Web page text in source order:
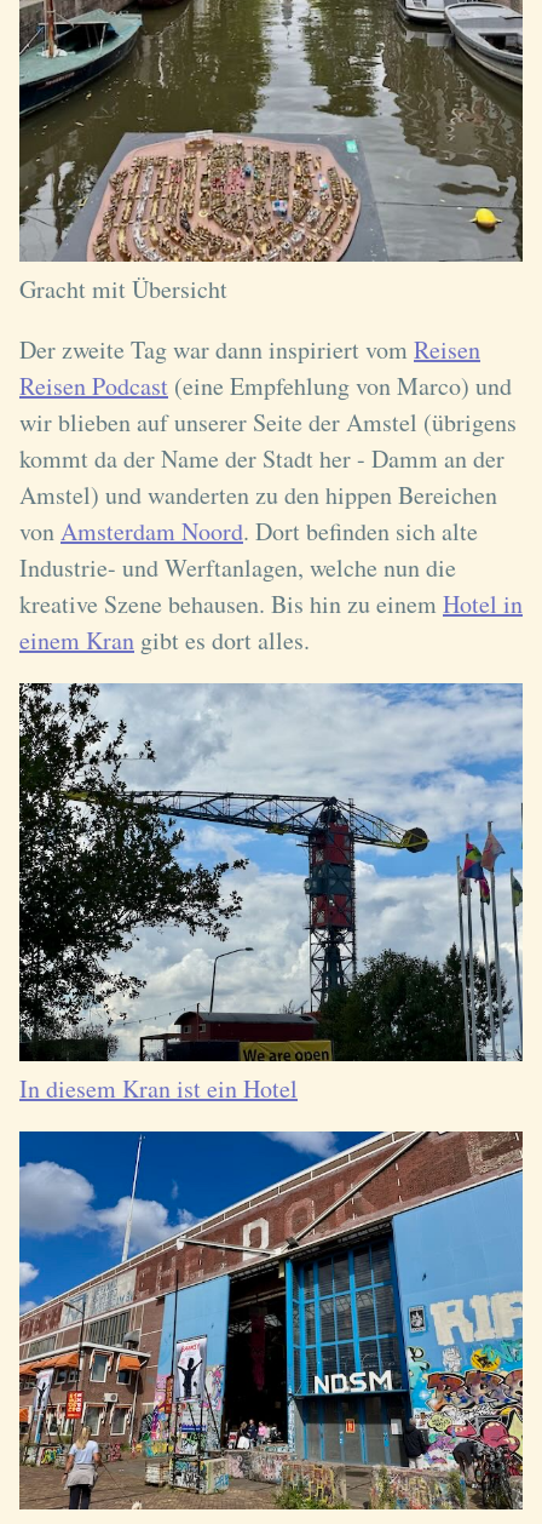
Gracht mit Übersicht
Der zweite Tag war dann inspiriert vomReisen
Reisen Podcast (eine Empfehlung von Marco) und
wir blieben auf unserer Seite der Amstel (übrigens
kommt da der Name der Stadt her - Damm an der
Amstel) und wanderten zu den hippen Bereichen
vonAmsterdam Noord. Dort befinden sich alte
Industrie- und Werftanlagen, welche nun die
kreative Szene behausen. Bis hin zu einemHotel in
einem Kran gibt es dort alles.
In diesem Kran ist ein Hotel